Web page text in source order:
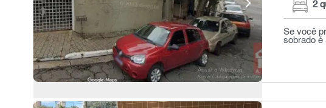
2
Se você
sobrado é